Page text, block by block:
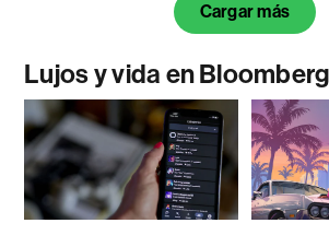
Cargar más
Lujos y vida en